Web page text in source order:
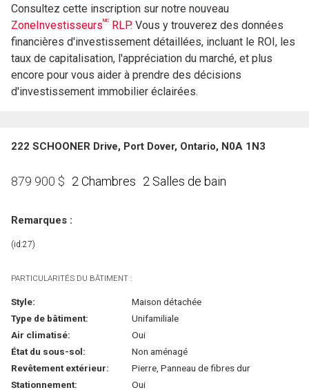
Consultez cette inscription sur notre nouveau
ZoneInvestisseursMC RLP. Vous y trouverez des données
financières d'investissement détaillées, incluant le ROI, les
taux de capitalisation, l'appréciation du marché, et plus
encore pour vous aider à prendre des décisions
d'investissement immobilier éclairées.
222 SCHOONER Drive, Port Dover, Ontario, N0A 1N3
879 900 $ 2 Chambres 2 Salles de bain
Remarques :
(id:27)
PARTICULARITÉS DU BÂTIMENT :
Style:
Maison détachée
Type de bâtiment:
Unifamiliale
Air climatisé:
Oui
État du sous-sol:
Non aménagé
Revêtement extérieur:
Pierre, Panneau de fibres dur
Stationnement:
Oui